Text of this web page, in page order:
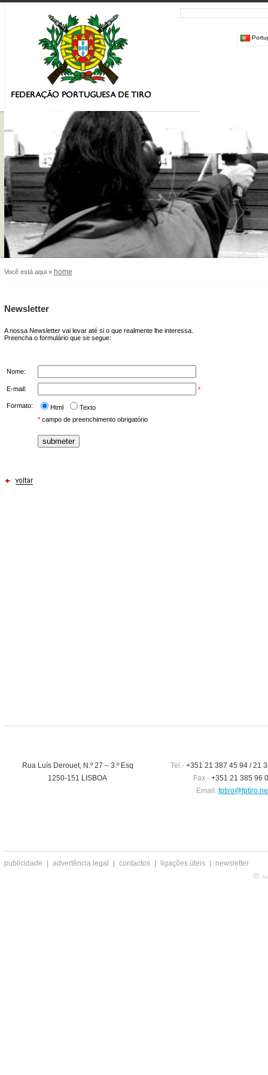
Você está aqui » home
Newsletter
A nossa Newsletter vai levar até si o que realmente lhe interessa.
Preencha o formulário que se segue:
Nome:
E-mail: *
Formato: Html
Texto
*campo de preenchimento obrigatório
Rua Luís Derouet, N.º 27 – 3.º Esq
1250-151 LISBOA
Tel.-+351 21 387 45 94 / 21
Fax - +351 21 385 96
Email:
publicidade advertência legal contactos ligações úteis newsletter
®